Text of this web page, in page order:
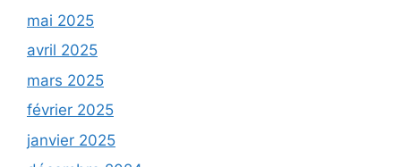
mai 2025
avril 2025
mars 2025
février 2025
janvier 2025